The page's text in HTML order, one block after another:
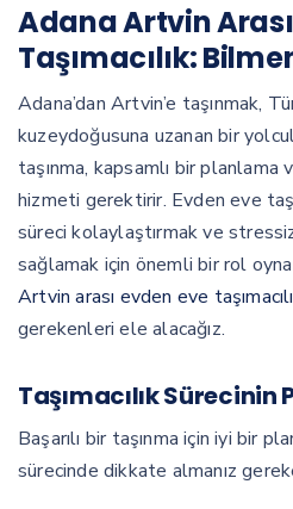
Adana Artvin
Taşımacılık:
Adana’dan Artvin’e taşınmak,
kuzeydoğusuna uzanan bir
taşınma, kapsamlı bir planlama
hizmeti gerektirir. Evden eve
süreci kolaylaştırmak ve
sağlamak için önemli bir rol
Artvin arası evden eve
gerekenleri ele alacağız.
Taşımacılık Sürecinin
Başarılı bir taşınma için iyi bir
sürecinde dikkate almanız